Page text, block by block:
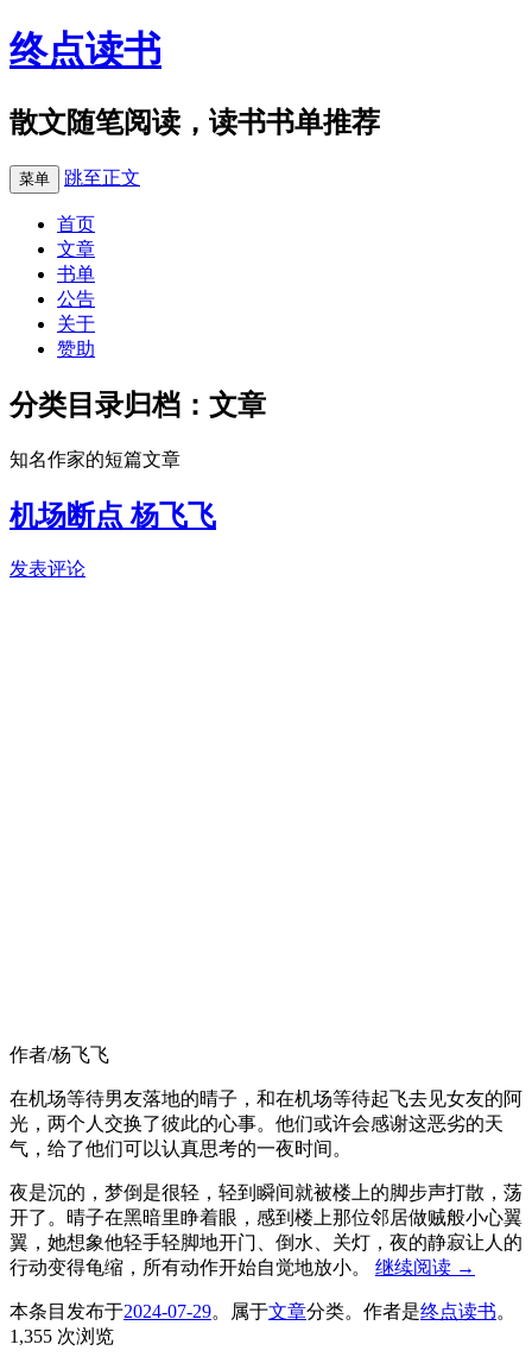
终点读书
散文随笔阅读，读书书单推荐
菜单 跳至正文
首页
文章
书单
公告
关于
赞助
分类目录归档： 文章
知名作家的短篇文章
机场断点 杨飞飞
发表评论
作者/杨飞飞
在机场等待男友落地的晴子，和在机场等待起飞去见女友的阿
光，两个人交换了彼此的心事。他们或许会感谢这恶劣的天
气，给了他们可以认真思考的一夜时间。
夜是沉的，梦倒是很轻，轻到瞬间就被楼上的脚步声打散，荡
开了。晴子在黑暗里睁着眼，感到楼上那位邻居做贼般小心翼
翼，她想象他轻手轻脚地开门、倒水、关灯，夜的静寂让人的
行动变得龟缩，所有动作开始自觉地放小。 继续阅读 →
本条目发布于2024-07-29。属于文章分类。 作者是终点读书。
1,355 次浏览